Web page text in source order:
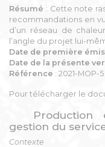
Résumé : Cette note
recommandations en
d’un réseau de
l’angle du projet lui-
Date de première
Date de la présente
Référence : 2021-MOP-5
Pour télécharger le
gestion du
Contexte